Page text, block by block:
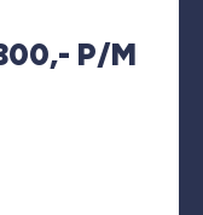
P/M